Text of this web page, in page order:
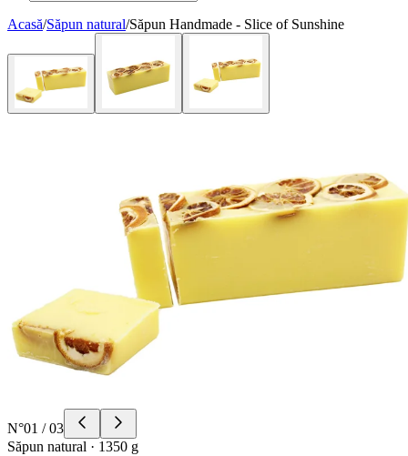
Acasă/Săpun natural/Săpun Handmade - Slice of Sunshine
N°01 /03
Săpun natural · 1350 g